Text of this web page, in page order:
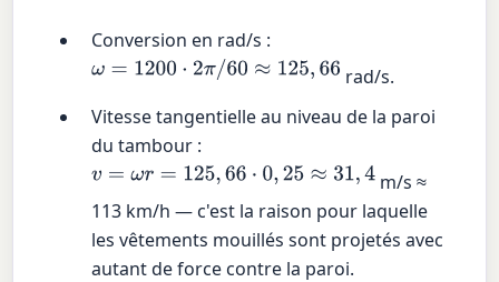
Conversion en rad/s :
ω =1200⋅2π/ 60≈125 ,66
rad/s.
Vitesse tangentielle au niveau de la paroi
du tambour :
v=ω r=125, 66⋅0,25≈ 31,4
m/s ≈
113 km/h — c'est la raison pour laquelle
les vêtements mouillés sont projetés avec
autant de force contre la paroi.